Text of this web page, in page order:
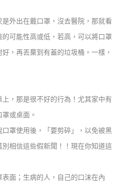
外出在戴口罩，沒去醫院，那就看
可能性高或低，若高，可以將口罩
，再丟棄到有蓋的垃圾桶。一樣，
上，那是很不好的行為！尤其家中有
或桌面。
罩使用後，「要剪碎」，以免被黑
相信這些假新聞！！現在你知道這
面；生病的人，自己的口沫在內